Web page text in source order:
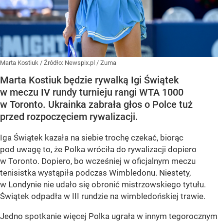
Marta Kostiuk / Źródło: Newspix.pl / Zuma
Marta Kostiuk będzie rywalką Igi Świątek
w meczu IV rundy turnieju rangi WTA 1000
w Toronto. Ukrainka zabrała głos o Polce tuż
przed rozpoczęciem rywalizacji.
Iga Świątek kazała na siebie trochę czekać, biorąc
pod uwagę to, że Polka wróciła do rywalizacji dopiero
w Toronto. Dopiero, bo wcześniej w oficjalnym meczu
tenisistka wystąpiła podczas Wimbledonu. Niestety,
w Londynie nie udało się obronić mistrzowskiego tytułu.
Świątek odpadła w III rundzie na wimbledońskiej trawie.
Jedno spotkanie więcej Polka ugrała w innym tegorocznym